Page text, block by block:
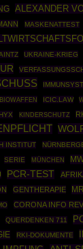
ALEXANDER
MASKENATTEST
UKRAINE-KRIEG
BIOWAFFEN ICIC.LAW
KINDERSCHUTZ
INSTITUT
SERIE MÜNCHEN
PCR-TEST
GENTHERAPIE
CORONA INFO
QUERDENKEN 711
RKI-DOKUMENTE